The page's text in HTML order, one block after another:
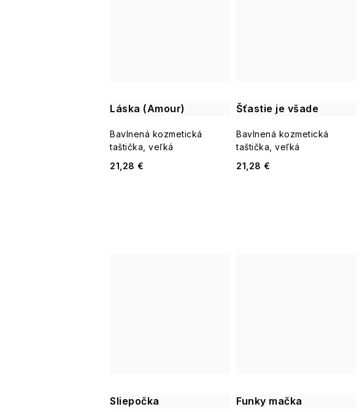
Láska (Amour)
Bavlnená kozmetická
taštička, veľká
21,28 €
Šťastie je všade
Bavlnená kozmetická
taštička, veľká
21,28 €
Sliepočka Funky mačka